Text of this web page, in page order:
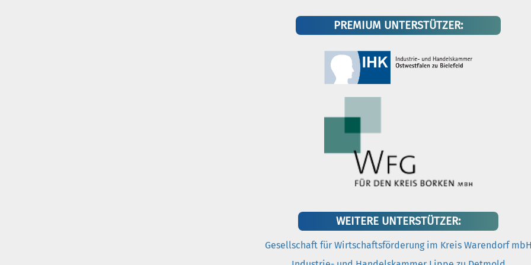
PREMIUM UNTERSTÜTZER:
WEITERE UNTERSTÜTZER:
Gesellschaft für Wirtschaftsförderung im Kreis Warendorf